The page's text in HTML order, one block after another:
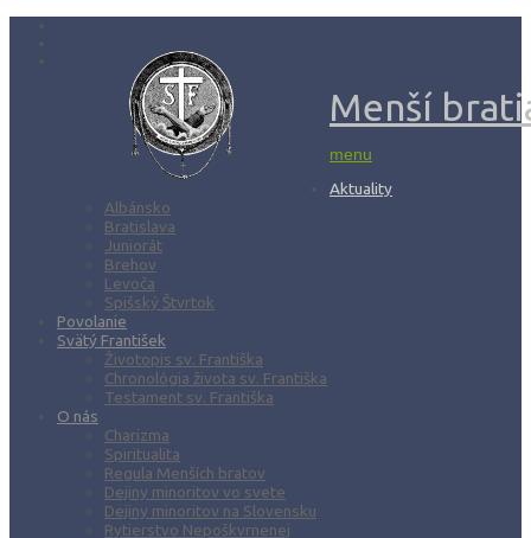
Menší
menu
Aktuality
Albánsko
Bratislava
Juniorát
Brehov
Levoča
Spišský Štvrtok
Povolanie
Svätý František
Životopis sv. Františka
Chronológia života sv. Františka
Testament sv. Františka
O nás
Charizma
Spiritualita
Regula Menších bratov
Dejiny minoritov vo svete
Dejiny minoritov na Slovensku
Rytierstvo Nepoškvrnenej